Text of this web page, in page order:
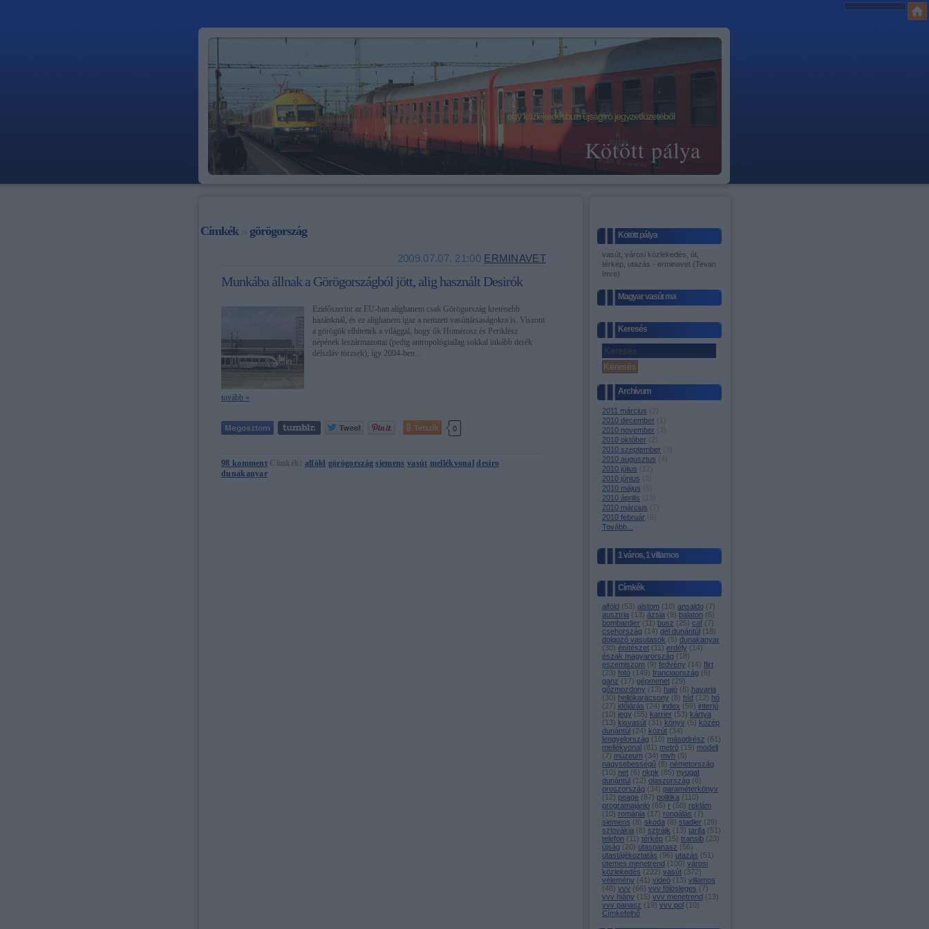
Kötött pálya
egy közlekedésbuzi újságíró jegyzetfüzetéből
Kötött pálya
vasút, városi közlekedés, út,
térkép, utazás - erminavet (Tevan
Imre)
Magyar vasút ma
Keresés
Archívum
2011 március
2010 december
2010 november
2010 október
2010 szeptember
2010 augusztus
2010 július
2010 június
2010 május
2010 április
2010 március
2010 február
Tovább
1 város, 1 villamos
Címkék
alföld (53) alstom (10) ansaldo (7)
ausztria (13) ázsia (9) balaton (6)
bombardier (11 ) busz (25) caf (7)
csehország (14) dél dunántúl (18)
dolgozó vasutasok (5) dunakanyar
(30) építészet (11 ) erdély (14)
észak magyarország (18)
eszemiszom (9) fedvény (14) flirt
(23) fotó (149) franciaország (6)
ganz (17) gépmenet (29)
gőzmozdony (13) hajó (8) havaria
(30) hellókarácsony (8) híd (12) hó
(27) időjárás (24) index (59) interjú
(10) jegy (55) karrier (53) kártya
(13) kisvasút (31 ) könyv (5) közép
dunántúl (24) közút (34)
lengyelország (10) másodrész (61 )
mellékvonal (81 ) metró (19) modell
(7) múzeum (34) mvh (5)
nagysebességű (8) németország
(10) net (6) nkpk (85) nyugat
dunántúl (12) olaszország (6)
oroszország (34) paraméterkönyv
(12) peage (87) politika (110)
programajánló (65) r (50) reklám
(10) románia (17) rongálás (7)
siemens (8) skoda (8) stadler (29)
szlovákia (8) sztrájk (13) tarifa (51 )
telefon (11 ) térkép (15) transib (23)
újság (20) utaspanasz (56)
utastájékoztatás (96) utazás (51 )
ütemes menetrend (100) városi
közlekedés (222) vasút (372)
vélemény (41 ) videó (13) villamos
(48) vvv (66) vvv fölösleges (7)
vvv hiány (15) vvv menetrend (13)
vvv panasz (19) vvv pol (10)
Címkefelhő
Címkék» görögország
2009.07.07. 21:00 ERMINAVET
Munkába állnak a Görögországból jött, alig használt Desirók
Ezidőszerint az EU-ban alighanem csak Görögország kreténebb
hazánknál, és ez alighanem igaz a nemzeti vasúttársaságokra is. Viszont
a görögök elhitették a világgal, hogy ők Homérosz és Periklész
népének leszármazottai (pedig antropológiailag sokkal inkább derék
délszláv törzsek), így 2004-ben…
tovább »
Tetszik 0
98 komment Címkék: alföld görögország siemens vasút mellékvonal desiro
dunakanyar